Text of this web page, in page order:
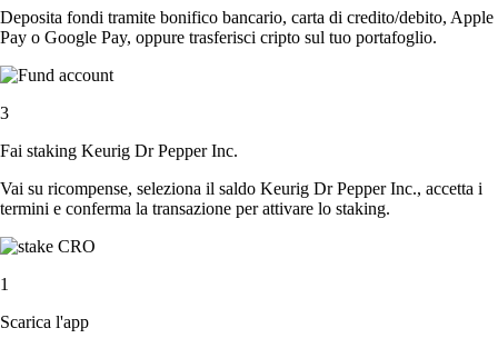
Deposita fondi tramite bonifico bancario, carta di credito/debito, Apple
Pay o Google Pay, oppure trasferisci cripto sul tuo portafoglio.
3
Fai staking Keurig Dr Pepper Inc.
Vai su ricompense, seleziona il saldo Keurig Dr Pepper Inc., accetta i
termini e conferma la transazione per attivare lo staking.
1
Scarica l'app